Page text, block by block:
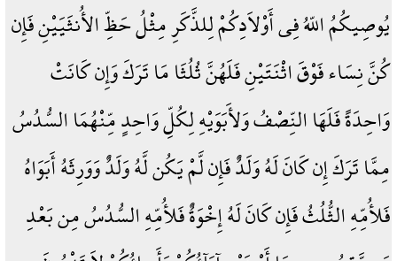
يُوصِيكُمُ اللّهُ فِي أَوْلاَدِكُمْ لِلذَّكَرِ مِثْلُ حَظِّ الأُنثَيَيْنِ فَإِن
كُنَّ نِسَاء فَوْقَ اثْنَتَيْنِ فَلَهُنَّ ثُلُثَا مَا تَرَكَ وَإِن كَانَتْ
وَاحِدَةً فَلَهَا النِّصْفُ وَلأَبَوَيْهِ لِكُلِّ وَاحِدٍ مِّنْهُمَا السُّدُسُ
مِمَّا تَرَكَ إِن كَانَ لَهُ وَلَدٌ فَإِن لَّمْ يَكُن لَّهُ وَلَدٌ وَوَرِثَهُ أَبَوَاهُ
فَلأُمِّهِ الثُّلُثُ فَإِن كَانَ لَهُ إِخْوَةٌ فَلأُمِّهِ السُّدُسُ مِن بَعْدِ